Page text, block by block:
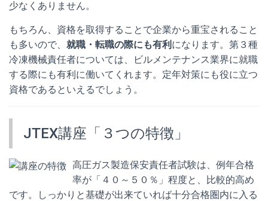
少なくありません。
もちろん、資格を取得することで企業から重宝されること
も多いので、 就職・転職の際にも有利 になります。第３種
冷凍機械責任者については、ビルメンテナンス業界に就職
する際にも有利に働いてくれます。定年対策にも役に立つ
資格であるといえるでしょう。
JTEX講座「３つの特徴」
高圧ガス製造保安責任者試験は、例年合格
率が「４０～５０％」程度と、比較的高め
です。しっかりと基礎が出来ていれば十分合格圏内に入る